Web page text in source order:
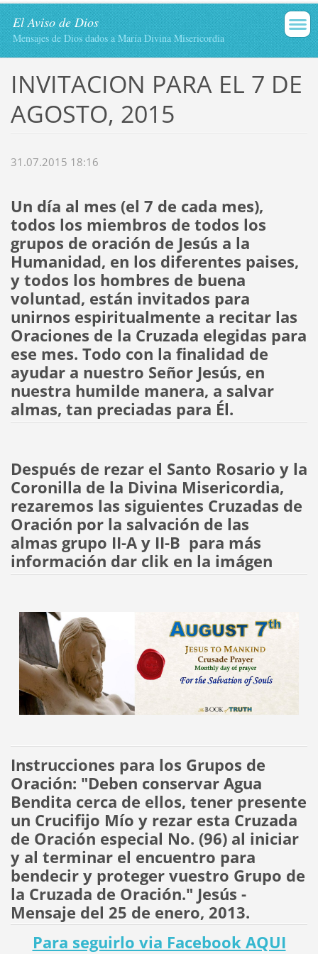
El Aviso de Dios
Mensajes de Dios dados a María Divina Misericordia
INVITACION PARA EL 7 DE
AGOSTO, 2015
31.07.2015 18:16
Un día al mes (el 7 de cada mes),
todos los miembros de todos los
grupos de oración de Jesús a la
Humanidad, en los diferentes paises,
y todos los hombres de buena
voluntad, están invitados para
unirnos espiritualmente a recitar las
Oraciones de la Cruzada elegidas para
ese mes. Todo con la finalidad de
ayudar a nuestro Señor Jesús, en
nuestra humilde manera, a salvar
almas, tan preciadas para Él.
Después de rezar el Santo Rosario y la
Coronilla de la Divina Misericordia,
rezaremos las siguientes Cruzadas de
Oración por la salvación de las
almas grupo II-A y II-B para más
información dar clik en la imágen
Instrucciones para los Grupos de
Oración: "Deben conservar Agua
Bendita cerca de ellos, tener presente
un Crucifijo Mío y rezar esta Cruzada
de Oración especial No. (96) al iniciar
y al terminar el encuentro para
bendecir y proteger vuestro Grupo de
la Cruzada de Oración." Jesús -
Mensaje del 25 de enero, 2013.
Para seguirlo via Facebook AQUI